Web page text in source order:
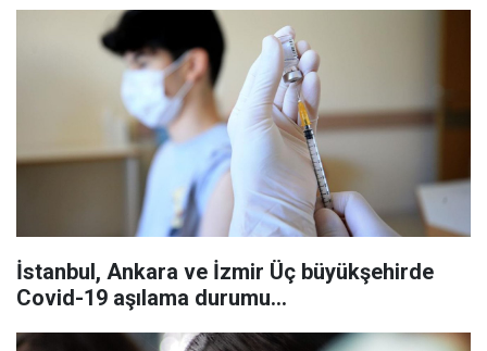
İstanbul, Ankara ve İzmir Üç büyükşehirde
Covid-19 aşılama durumu...